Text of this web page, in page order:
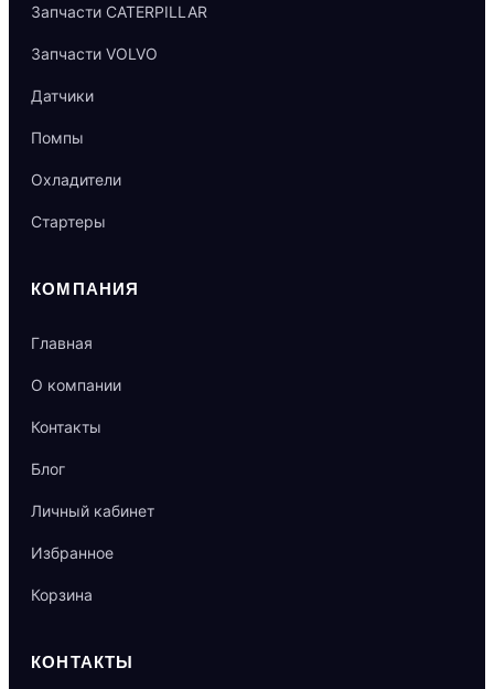
Запчасти CATERPILLAR
Запчасти VOLVO
Датчики
Помпы
Охладители
Стартеры
КОМПАНИЯ
Главная
О компании
Контакты
Блог
Личный кабинет
Избранное
Корзина
КОНТАКТЫ